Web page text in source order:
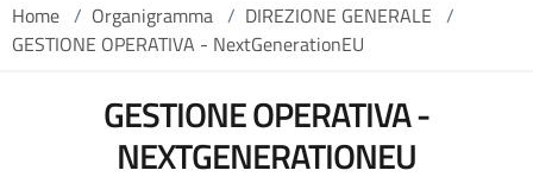
Home / Organigramma / DIREZIONE GENERALE /
GESTIONE OPERATIVA - NextGenerationEU
GESTIONE OPERATIVA -
NEXTGENERATIONEU